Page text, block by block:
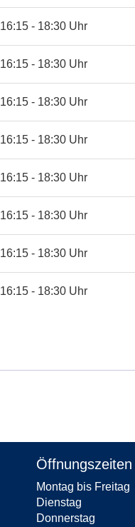
neuem
Fenster
öffnen
16:15 - 18:30 Uhr
16:15 - 18:30 Uhr
16:15 - 18:30 Uhr
16:15 - 18:30 Uhr
16:15 - 18:30 Uhr
16:15 - 18:30 Uhr
16:15 - 18:30 Uhr
16:15 - 18:30 Uhr
Öffnungszeiten
Montag bis Freitag
Dienstag
Donnerstag